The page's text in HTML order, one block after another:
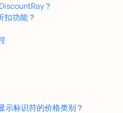
？
扣功能？
示标识符的价格类别？